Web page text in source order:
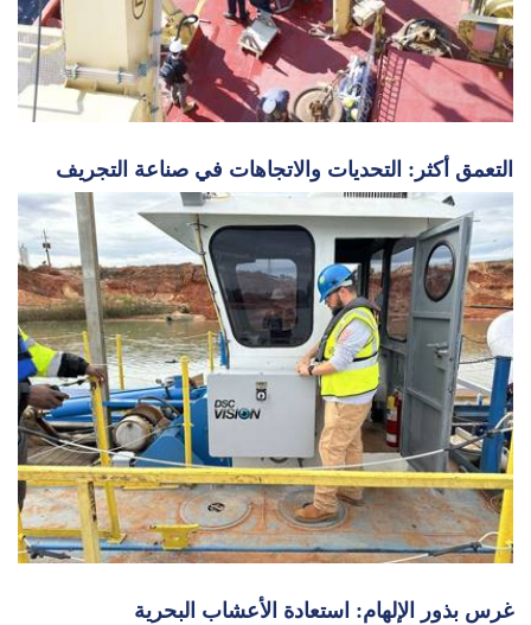
التعمق أكثر: التحديات والاتجاهات في صناعة التجريف
غرس بذور الإلهام: استعادة الأعشاب البحرية